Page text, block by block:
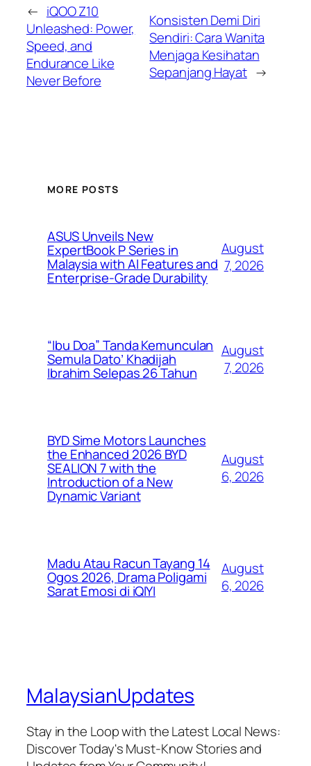
← iQOO Z10
Unleashed: Power,
Speed, and
Endurance Like
Never Before
Konsisten Demi Diri
Sendiri: Cara Wanita
Menjaga Kesihatan
Sepanjang Hayat →
MORE POSTS
ASUS Unveils New
ExpertBook P Series in
Malaysia with AI Features and
Enterprise-Grade Durability
August
7, 2026
“Ibu Doa” Tanda Kemunculan
Semula Dato’ Khadijah
Ibrahim Selepas 26 Tahun
August
7, 2026
BYD Sime Motors Launches
the Enhanced 2026 BYD
SEALION 7 with the
Introduction of a New
Dynamic Variant
August
6, 2026
Madu Atau Racun Tayang 14
Ogos 2026, Drama Poligami
Sarat Emosi di iQIYI
August
6, 2026
MalaysianUpdates
Stay in the Loop with the Latest Local News:
Discover Today's Must-Know Stories and